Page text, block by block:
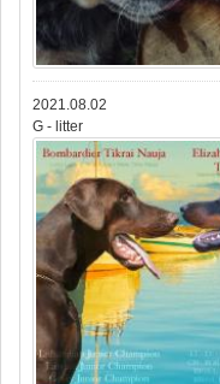
2021.08.02
G - litter